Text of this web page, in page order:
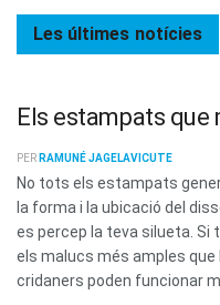
Les últimes notícies
Els estampats que
PER RAMUNÉ JAGELAVICUTE
No tots els estampats
la forma i la ubicació del
es percep la teva silueta. Si
els malucs més amples
cridaners poden funcionar